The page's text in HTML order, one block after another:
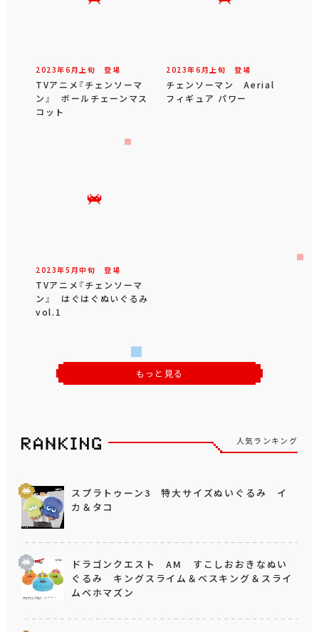
2023年6 月 上旬 登場
TVアニメ『チェンソーマ
ン』 ボールチェーンマス
コット
2023年6 月 上旬 登場
チェンソーマン Aerial
フィギュア パワー
2023年5 月中旬 登場
TVアニメ『チェンソーマ
ン』 はぐはぐぬいぐるみ
vol.1
もっと見る
人気ランキング
スプラトゥーン3 特大サイズぬいぐるみ イ
カ＆タコ
ドラゴンクエスト AM すこしおおきなぬい
ぐるみ キングスライム＆ベスキング＆スライ
ムベホマズン